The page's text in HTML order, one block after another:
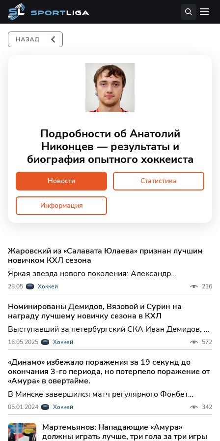
Подробности об Анатолий
Никонцев — результаты и
биография опытного хоккеиста
Новости Статистика
Информация
Жаровский из «Салавата Юлаева» признан лучшим
новичком КХЛ сезона
Яркая звезда нового поколения: Александр
Жаровский из «Салавата Юлаева» признан лучшим
новичком сезона КХЛ-2025/26 Континентальная
хоккейная лига подвела итоги сезона, и одним из
главных героев церемонии закрытия стал 19-летний
нападающий уфимског
28.05 Хоккей 216
Номинированы Демидов, Вязовой и Сурин на
награду лучшему новичку сезона в КХЛ
Выступавший за петербургский СКА Иван Демидов, а
также Семен Вязовой из уфимского "Салавата
Юлаева" и Егор Сурин из ярославского "Локомотива"
номинированы на приз имени А...
16.05.2025 Хоккей 572
«Динамо» избежало поражения за 19 секунд до
окончания 3-го периода, но потерпело поражение от
«Амура» в овертайме.
В Минске завершился матч регулярного Фонбет
Чемпионата Континентальной хоккейной лиги
сезона-2023/2024, в котором местное «Динамо»
принимало хабаровский «Амур».
05.01.2024 Хоккей 342
Мартемьянов: Нападающие «Амура»
должны играть лучше, три гола за три игры